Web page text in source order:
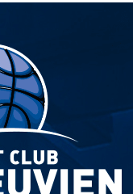
Menu
?>
Images de la page d'accueil
Cliquez pour éditer